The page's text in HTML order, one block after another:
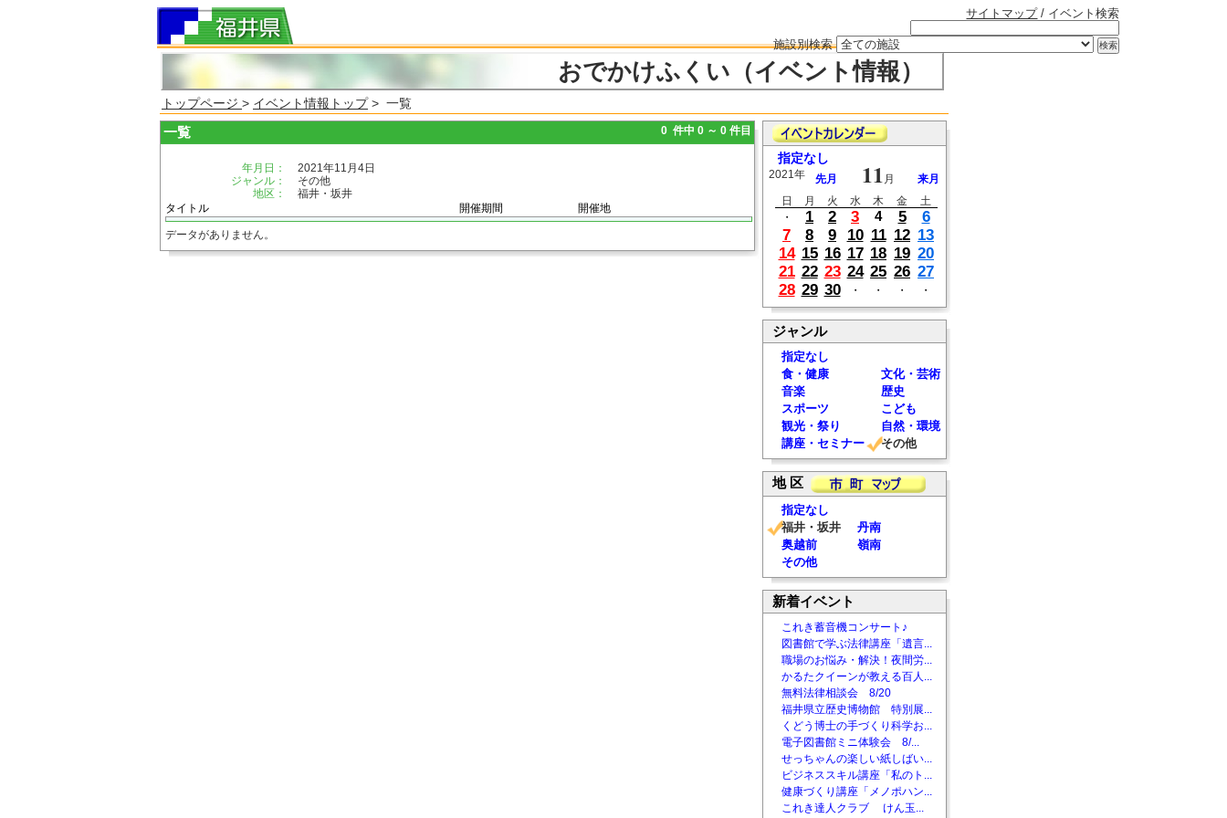
サイトマップ/ イベント検索
施設別検索
おでかけふくい（イベント情報）
トップページ > イベント情報トップ> 一覧
一覧 0 件中 0 ～ 0 件目
年月日：
2021年11月4日
ジャンル：
その他
地区：
福井・坂井
タイトル
開催期間 開催地
データがありません。
指定なし
2021年 先月 11 月
来月
日
月 火 水 木 金
土
・
1 2 3 4 5
6
7
8 9 10 11 12 13
14 15 16 17 18 19 20
21 22 23 24 25 26 27
28 29 30 ・ ・ ・ ・
ジャンル
指定なし
食・健康
文化・芸術
音楽
歴史
スポーツ
こども
観光・祭り
自然・環境
講座・セミナー
その他
地 区
指定なし
福井・坂井
丹南
奥越前
嶺南
その他
新着イベント
これき蓄音機コンサート♪
図書館で学ぶ法律講座「遺言...
職場のお悩み・解決！夜間労...
かるたクイーンが教える百人...
無料法律相談会 8/20
福井県立歴史博物館 特別展...
くどう博士の手づくり科学お...
電子図書館ミニ体験会 8/...
せっちゃんの楽しい紙しばい...
ビジネススキル講座「私のト...
健康づくり講座「メノポハン...
これき達人クラブ けん玉...